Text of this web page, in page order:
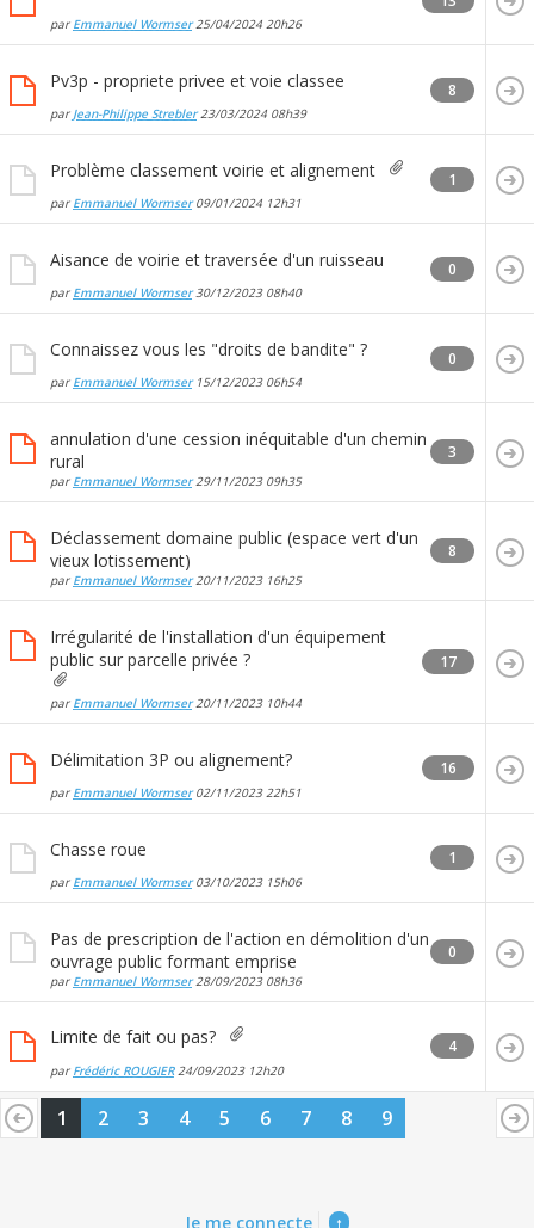
par Emmanuel Wormser25/04/2024 20h26
Pv3p - propriete privee et voie classee
par Jean-Philippe Strebler23/03/2024 08h39
8
Problème classement voirie et alignement
par Emmanuel Wormser09/01/2024 12h31
1
Aisance de voirie et traversée d'un ruisseau
par Emmanuel Wormser30/12/2023 08h40
0
Connaissez vous les "droits de bandite" ?
par Emmanuel Wormser15/12/2023 06h54
0
annulation d'une cession inéquitable d'un chemin
rural
par Emmanuel Wormser29/11/2023 09h35
3
Déclassement domaine public (espace vert d'un
vieux lotissement)
par Emmanuel Wormser20/11/2023 16h25
8
Irrégularité de l'installation d'un équipement
public sur parcelle privée ?
par Emmanuel Wormser20/11/2023 10h44
17
Délimitation 3P ou alignement?
par Emmanuel Wormser02/11/2023 22h51
16
Chasse roue
par Emmanuel Wormser03/10/2023 15h06
1
Pas de prescription de l'action en démolition d'un
ouvrage public formant emprise
par Emmanuel Wormser28/09/2023 08h36
0
Limite de fait ou pas?
par Frédéric ROUGIER24/09/2023 12h20
4
1 2 3 4 5 6 7 8 9
Je me connecte ↑